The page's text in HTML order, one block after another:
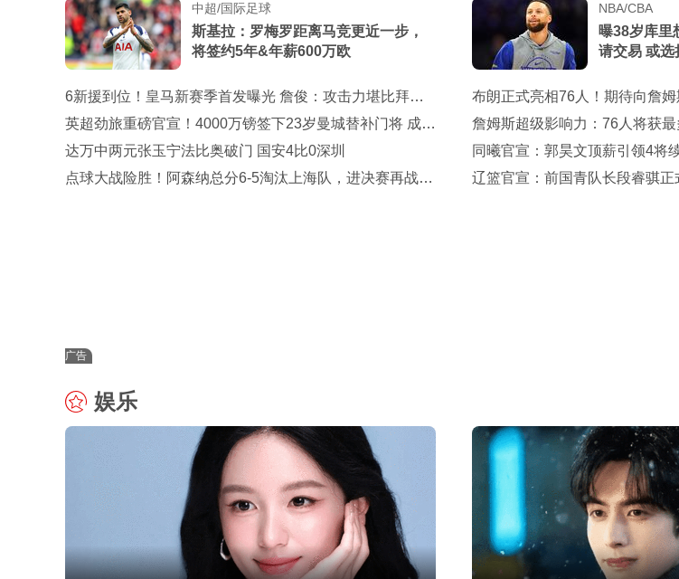
中超/国际足球
斯基拉：罗梅罗距离马竞更近一步，
将签约5年&年薪600万欧
6新援到位！皇马新赛季首发曝光 詹俊：攻击力堪比拜仁
巴黎 2软肋
英超劲旅重磅官宣！4000万镑签下23岁曼城替补门将 成队
史标王
达万中两元张玉宁法比奥破门 国安4比0深圳
点球大战险胜！阿森纳总分6-5淘汰上海队，进决赛再战
NBA/CBA
曝38岁库里
请交易 或选
布朗正式亮相76人！期待向詹
流只有尊重
詹姆斯超级影响力：76人将获
+圣诞大战
同曦官宣：郭昊文顶薪引领4将
一年回归
辽篮官宣：前国青队长段睿骐
广告
娱乐